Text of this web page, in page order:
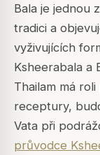
Bala je jednou
tradici a
vyživujících
Ksheerabala a
Thailam má
receptury,
Vata při
průvodce